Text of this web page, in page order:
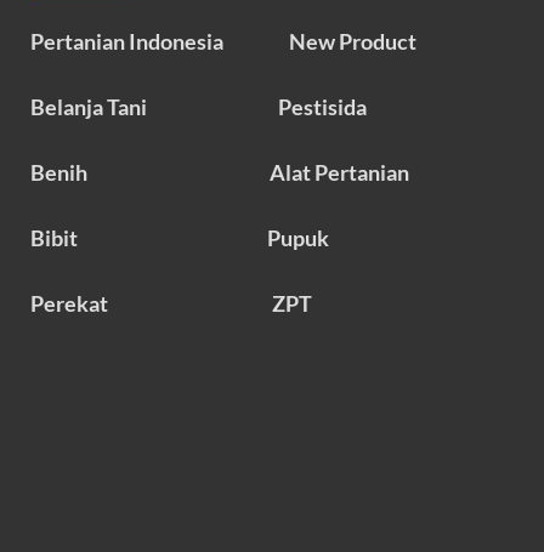
Pertanian Indonesia New Product
Belanja Tani Pestisida
Benih Alat Pertanian
Bibit Pupuk
Perekat ZPT